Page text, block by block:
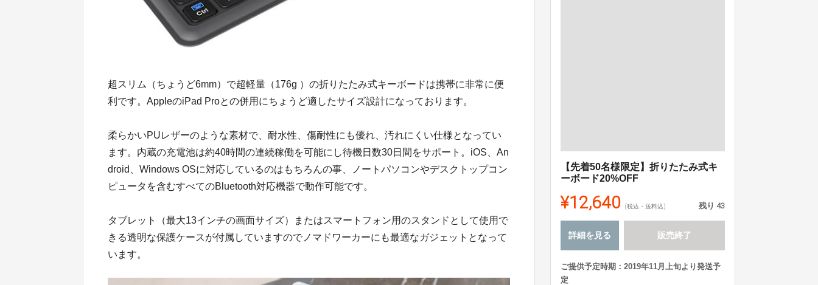
超スリム（ちょうど6mm）で超軽量（176g ）の折りたたみ式キーボードは携帯に非常に便
利です。AppleのiPad Proとの併用にちょうど適したサイズ設計になっております。
柔らかいPUレザーのような素材で、耐水性、傷耐性にも優れ、汚れにくい仕様となってい
ます。内蔵の充電池は約40時間の連続稼働を可能にし待機日数30日間をサポート。iOS、An
droid、Windows OSに対応しているのはもちろんの事、ノートパソコンやデスクトップコン
ピュータを含むすべてのBluetooth対応機器で動作可能です。
タブレット（最大13インチの画面サイズ）またはスマートフォン用のスタンドとして使用で
きる透明な保護ケースが付属していますのでノマドワーカーにも最適なガジェットとなって
います。
【先着50名様限定】折りたたみ式キ
ーボード20%OFF
¥12,640 (税込・送料込) 残り 43
詳細を見る 販売終了
ご提供予定時期：2019年11月上旬より発送予
定